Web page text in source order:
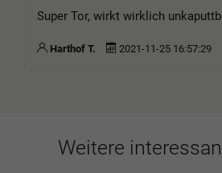
Super Tor, wirkt wirklich
Harthof T. 2021-11-25 16:57:29
Weitere